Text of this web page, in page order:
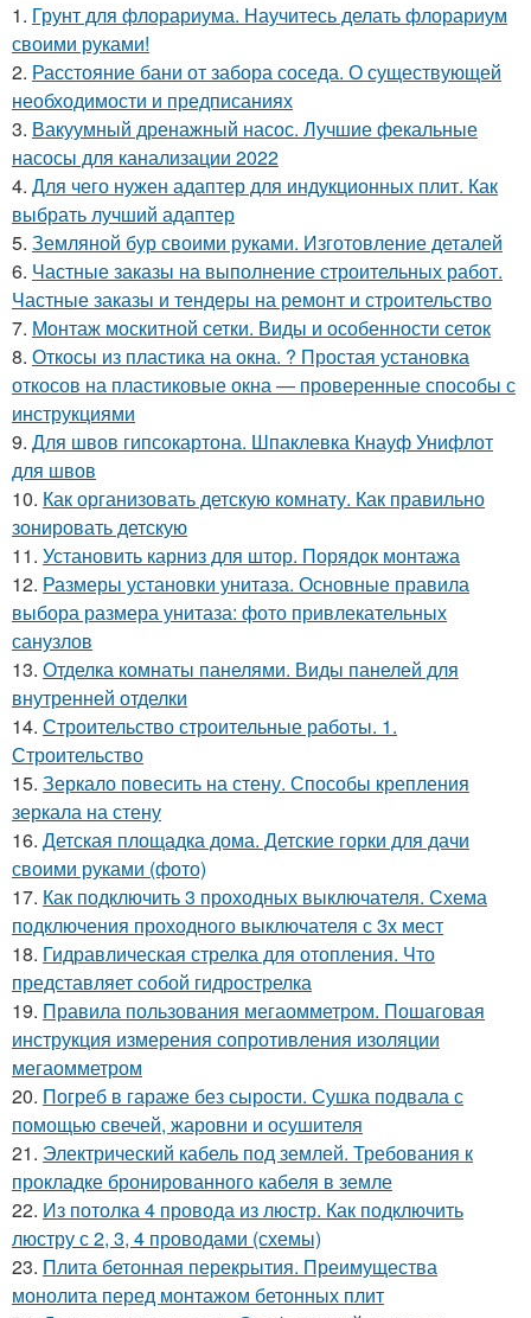
1. Грунт для флорариума. Научитесь делать флорариум
своими руками!
2. Расстояние бани от забора соседа. О существующей
необходимости и предписаниях
3. Вакуумный дренажный насос. Лучшие фекальные
насосы для канализации 2022
4. Для чего нужен адаптер для индукционных плит. Как
выбрать лучший адаптер
5. Земляной бур своими руками. Изготовление деталей
6. Частные заказы на выполнение строительных работ.
Частные заказы и тендеры на ремонт и строительство
7. Монтаж москитной сетки. Виды и особенности сеток
8. Откосы из пластика на окна. ? Простая установка
откосов на пластиковые окна — проверенные способы с
инструкциями
9. Для швов гипсокартона. Шпаклевка Кнауф Унифлот
для швов
10. Как организовать детскую комнату. Как правильно
зонировать детскую
11. Установить карниз для штор. Порядок монтажа
12. Размеры установки унитаза. Основные правила
выбора размера унитаза: фото привлекательных
санузлов
13. Отделка комнаты панелями. Виды панелей для
внутренней отделки
14. Строительство строительные работы. 1.
Строительство
15. Зеркало повесить на стену. Способы крепления
зеркала на стену
16. Детская площадка дома. Детские горки для дачи
своими руками (фото)
17. Как подключить 3 проходных выключателя. Схема
подключения проходного выключателя с 3х мест
18. Гидравлическая стрелка для отопления. Что
представляет собой гидрострелка
19. Правила пользования мегаомметром. Пошаговая
инструкция измерения сопротивления изоляции
мегаомметром
20. Погреб в гараже без сырости. Сушка подвала с
помощью свечей, жаровни и осушителя
21. Электрический кабель под землей. Требования к
прокладке бронированного кабеля в земле
22. Из потолка 4 провода из люстр. Как подключить
люстру с 2, 3, 4 проводами (схемы)
23. Плита бетонная перекрытия. Преимущества
монолита перед монтажом бетонных плит